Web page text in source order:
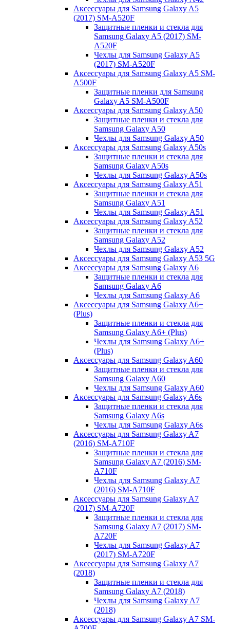
Аксессуары для Samsung Galaxy A5
(2017) SM-A520F
Защитные пленки и стекла для
Samsung Galaxy A5 (2017) SM-
A520F
Чехлы для Samsung Galaxy A5
(2017) SM-A520F
Аксессуары для Samsung Galaxy A5 SM-
A500F
Защитные пленки для Samsung
Galaxy A5 SM-A500F
Аксессуары для Samsung Galaxy A50
Защитные пленки и стекла для
Samsung Galaxy A50
Чехлы для Samsung Galaxy A50
Аксессуары для Samsung Galaxy A50s
Защитные пленки и стекла для
Samsung Galaxy A50s
Чехлы для Samsung Galaxy A50s
Аксессуары для Samsung Galaxy A51
Защитные пленки и стекла для
Samsung Galaxy A51
Чехлы для Samsung Galaxy A51
Аксессуары для Samsung Galaxy A52
Защитные пленки и стекла для
Samsung Galaxy A52
Чехлы для Samsung Galaxy A52
Аксессуары для Samsung Galaxy A53 5G
Аксессуары для Samsung Galaxy A6
Защитные пленки и стекла для
Samsung Galaxy A6
Чехлы для Samsung Galaxy A6
Аксессуары для Samsung Galaxy A6+
(Plus)
Защитные пленки и стекла для
Samsung Galaxy A6+ (Plus)
Чехлы для Samsung Galaxy A6+
(Plus)
Аксессуары для Samsung Galaxy A60
Защитные пленки и стекла для
Samsung Galaxy A60
Чехлы для Samsung Galaxy A60
Аксессуары для Samsung Galaxy A6s
Защитные пленки и стекла для
Samsung Galaxy A6s
Чехлы для Samsung Galaxy A6s
Аксессуары для Samsung Galaxy A7
(2016) SM-A710F
Защитные пленки и стекла для
Samsung Galaxy A7 (2016) SM-
A710F
Чехлы для Samsung Galaxy A7
(2016) SM-A710F
Аксессуары для Samsung Galaxy A7
(2017) SM-A720F
Защитные пленки и стекла для
Samsung Galaxy A7 (2017) SM-
A720F
Чехлы для Samsung Galaxy A7
(2017) SM-A720F
Аксессуары для Samsung Galaxy A7
(2018)
Защитные пленки и стекла для
Samsung Galaxy A7 (2018)
Чехлы для Samsung Galaxy A7
(2018)
Аксессуары для Samsung Galaxy A7 SM-